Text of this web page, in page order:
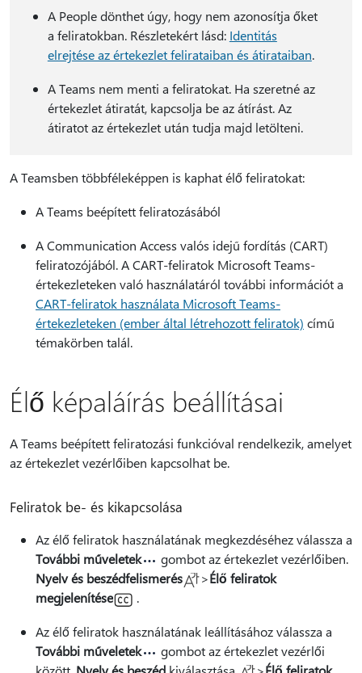
A People dönthet úgy, hogy nem azonosítja őket
a feliratokban. Részletekért lásd: Identitás
elrejtése az értekezlet felirataiban és átirataiban.
A Teams nem menti a feliratokat. Ha szeretné az
értekezlet átiratát, kapcsolja be az átírást. Az
átiratot az értekezlet után tudja majd letölteni.
A Teamsben többféleképpen is kaphat élő feliratokat:
A Teams beépített feliratozásából
A Communication Access valós idejű fordítás (CART)
feliratozójából. A CART-feliratok Microsoft Teams-
értekezleteken való használatáról további információt a
CART-feliratok használata Microsoft Teams-
értekezleteken (ember által létrehozott feliratok) című
témakörben talál.
Élő képaláírás beállításai
A Teams beépített feliratozási funkcióval rendelkezik, amelyet
az értekezlet vezérlőiben kapcsolhat be.
Feliratok be- és kikapcsolása
Az élő feliratok használatának megkezdéséhez válassza a
További műveletek
gombot az értekezlet vezérlőiben.
Nyelv és beszédfelismerés
>Élő feliratok
megjelenítése
.
Az élő feliratok használatának leállításához válassza a
További műveletek
gombot az értekezlet vezérlői